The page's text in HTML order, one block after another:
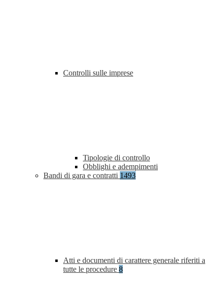
Controlli sulle imprese
Tipologie di controllo
Obblighi e adempimenti
Bandi di gara e contratti 1493
Atti e documenti di carattere generale riferiti a
tutte le procedure 8